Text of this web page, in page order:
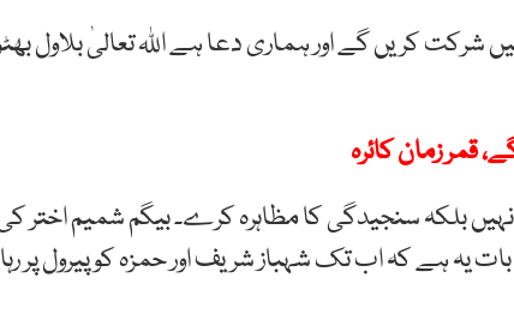
کریں گے اور ہماری دعا ہے اللہ تعالیٰ بلاول
قمر زمان کائرہ
بلکہ سنجیدگی کا مظاہرہ کرے۔ بیگم شمیم اختر
یہ ہے کہ اب تک شہباز شریف اور حمزہ کو پیرول پر رہا